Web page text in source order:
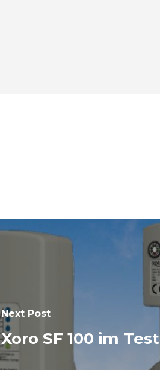
Next Post
Xoro SF 100 im Test